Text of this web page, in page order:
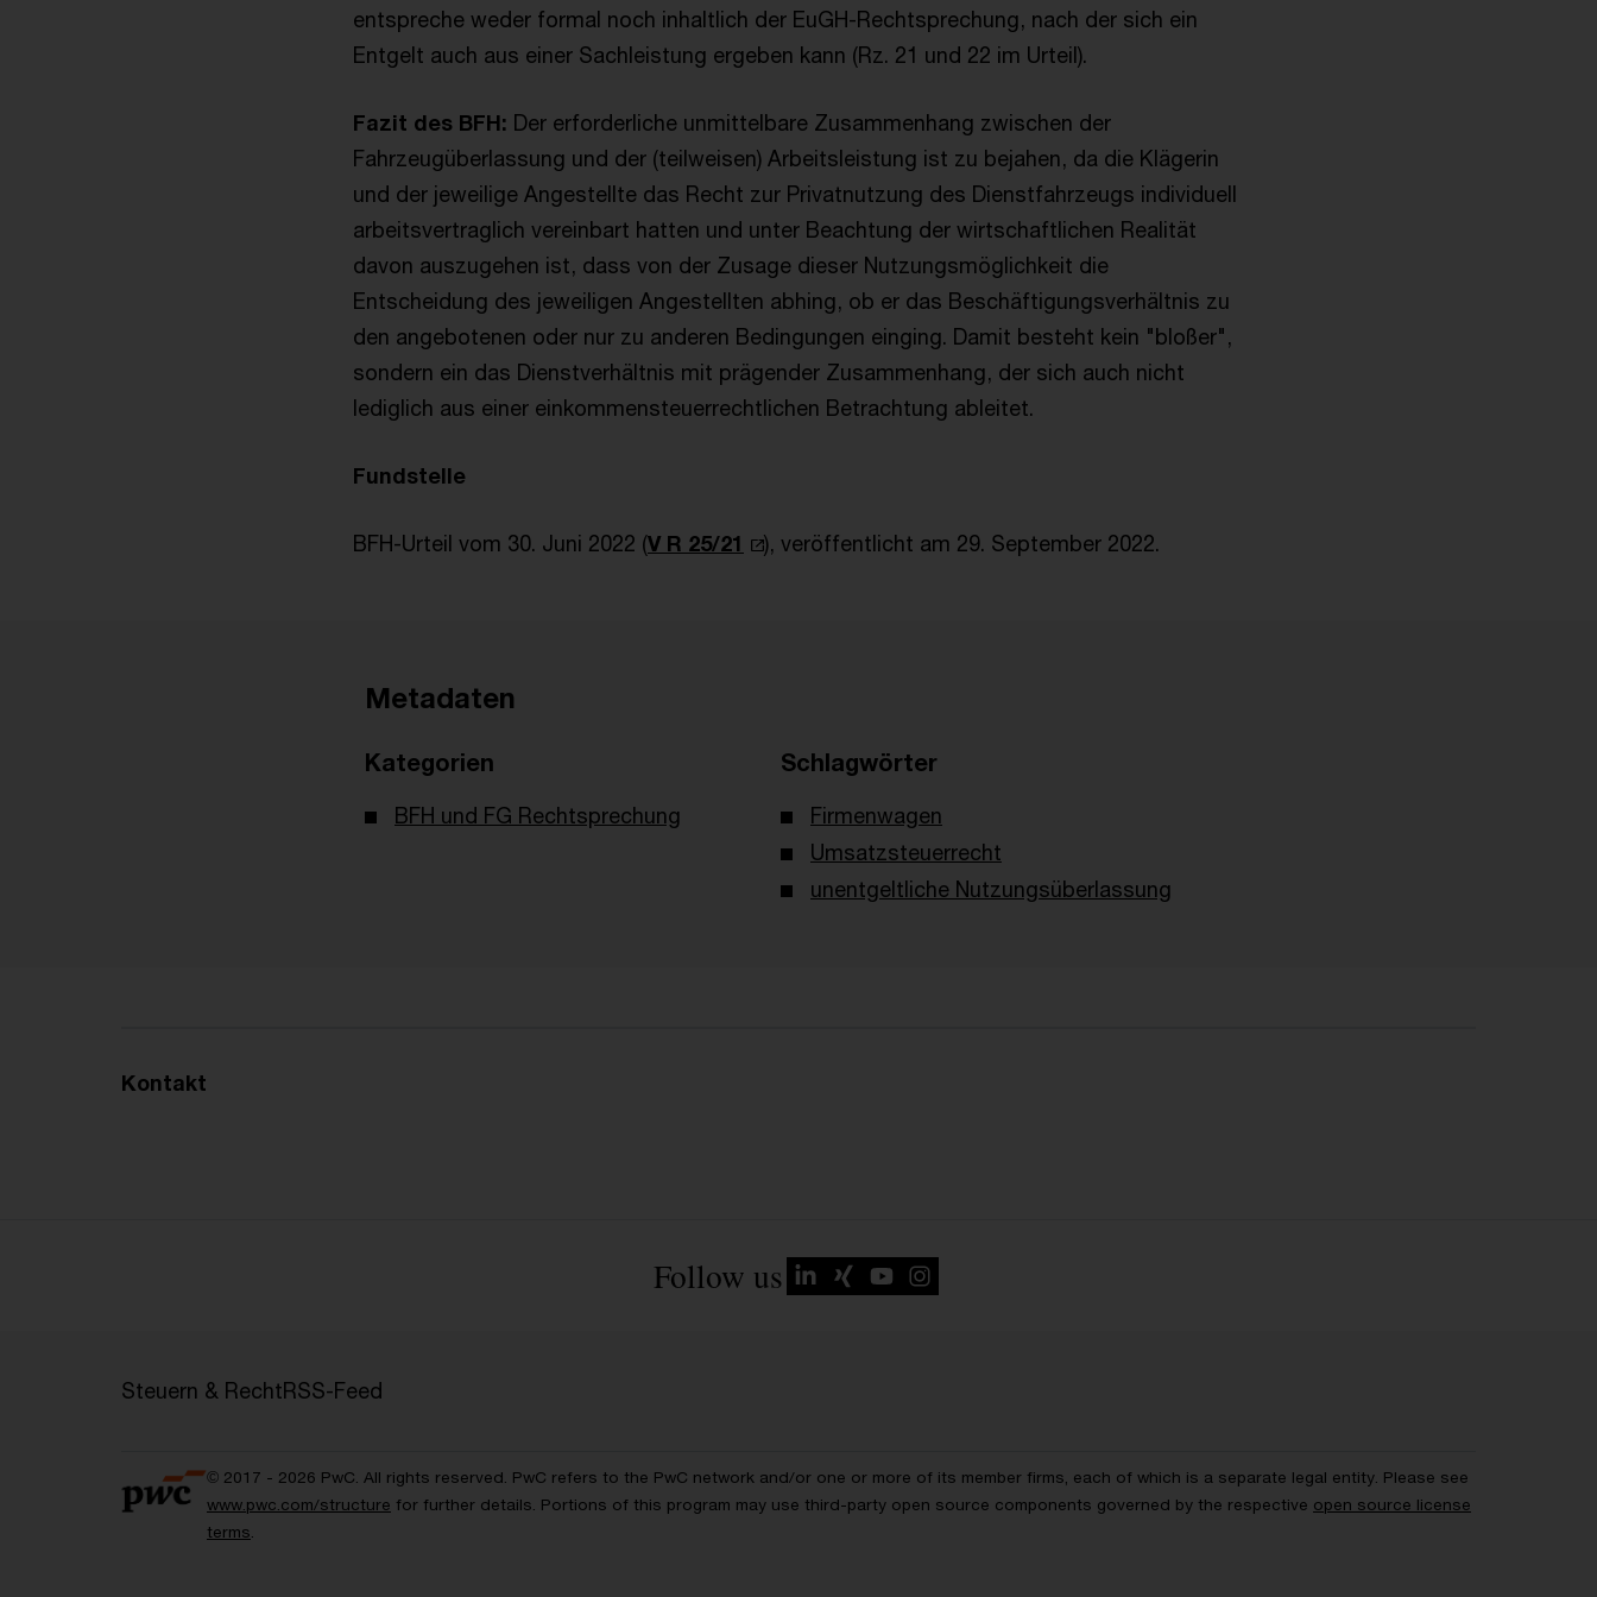
entspreche weder formal noch inhaltlich der EuGH-Rechtsprechung, nach der sich ein
Entgelt auch aus einer Sachleistung ergeben kann (Rz. 21 und 22 im Urteil).
Fazit des BFH: Der erforderliche unmittelbare Zusammenhang zwischen der
Fahrzeugüberlassung und der (teilweisen) Arbeitsleistung ist zu bejahen, da die Klägerin
und der jeweilige Angestellte das Recht zur Privatnutzung des Dienstfahrzeugs individuell
arbeitsvertraglich vereinbart hatten und unter Beachtung der wirtschaftlichen Realität
davon auszugehen ist, dass von der Zusage dieser Nutzungsmöglichkeit die
Entscheidung des jeweiligen Angestellten abhing, ob er das Beschäftigungsverhältnis zu
den angebotenen oder nur zu anderen Bedingungen einging. Damit besteht kein "bloßer",
sondern ein das Dienstverhältnis mit prägender Zusammenhang, der sich auch nicht
lediglich aus einer einkommensteuerrechtlichen Betrachtung ableitet.
Fundstelle
BFH-Urteil vom 30. Juni 2022 (V R 25/21 ), veröffentlicht am 29. September 2022.
Metadaten
Kategorien
BFH und FG Rechtsprechung
Schlagwörter
Firmenwagen
Umsatzsteuerrecht
unentgeltliche Nutzungsüberlassung
Kontakt
Follow us
Steuern & RechtRSS-Feed
© 2017 - 2026 PwC. All rights reserved. PwC refers to the PwC network and/or one or more of its member firms, each of which is a separate legal entity. Please see
www.pwc.com/structure for further details. Portions of this program may use third-party open source components governed by the respective open source license
terms.